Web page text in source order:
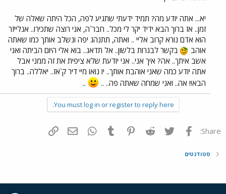
יא... אתה יודע מה? תמיד ידעתי שתגיע לפה, הכל היתה שאלה של
זמן.. אז ברוך הבא ידיד יקר לי מכל.. חבר`ה, אני רוצה שתכירו.. אנלייזר
הוא אדם נורא קרוב אליי .. ואתה, תתנהג יפה ונשלב אותך כמו שאתה
אוהב
בקשר לבגרות בלשון.. אל תדאג.. בוא אלי היום הביתה ואני
אשב איתך.. אה? איך אני.. אני יודעת שלא ציפית את זה ממני אבל
אתה יודע כמה שאני אוהבת אותך.. יו נואו מיי דיר ק`אז.. יאללה.. ברוך
הבא!! אה.. ואני שמחה שאתה פה.. ..
..
You must log in or register to reply here.
Share: פייסבוק Twitter
Reddit
Pinterest
Tumblr
WhatsAppדואר אלקטרוני
סטודנטים